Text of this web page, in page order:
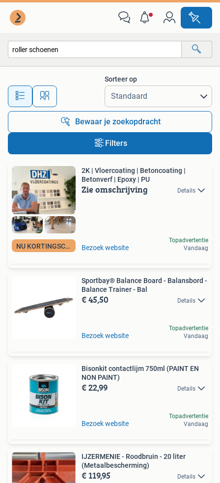
Alle afstanden…
Sorteer op
Bewaar je zoekopdracht
Filters
NU KORTINGSCODE
2K | Vloercoating | Betoncoating |
Betonverf | Epoxy | PU
Zie omschrijving Details
Bezoek website
Topadvertentie
Vandaag
Sportbay® Balance Board - Balansbord -
Balance Trainer - Bal
€ 45,50 Details
Bezoek website
Topadvertentie
Vandaag
Bisonkit contactlijm 750ml (PAINT EN
NON PAINT)
€ 22,99 Details
Bezoek website
Topadvertentie
Vandaag
IJZERMENIE - Roodbruin - 20 liter
(Metaalbescherming)
€ 119,95 Details